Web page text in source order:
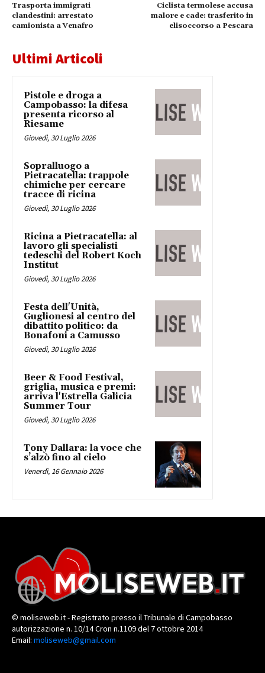
Trasporta immigrati
clandestini: arrestato
camionista a Venafro
Ciclista termolese accusa
malore e cade: trasferito in
elisoccorso a Pescara
Ultimi Articoli
Pistole e droga a
Campobasso: la difesa
presenta ricorso al
Riesame
Giovedì, 30 Luglio 2026
Sopralluogo a
Pietracatella: trappole
chimiche per cercare
tracce di ricina
Giovedì, 30 Luglio 2026
Ricina a Pietracatella: al
lavoro gli specialisti
tedeschi del Robert Koch
Institut
Giovedì, 30 Luglio 2026
Festa dell'Unità,
Guglionesi al centro del
dibattito politico: da
Bonafoni a Camusso
Giovedì, 30 Luglio 2026
Beer & Food Festival,
griglia, musica e premi:
arriva l'Estrella Galicia
Summer Tour
Giovedì, 30 Luglio 2026
Tony Dallara: la voce che
s’alzò fino al cielo
Venerdì, 16 Gennaio 2026
© moliseweb.it - Registrato presso il Tribunale di Campobasso
autorizzazione n. 10/14 Cron n.1109 del 7 ottobre 2014
Email: moliseweb@gmail.com